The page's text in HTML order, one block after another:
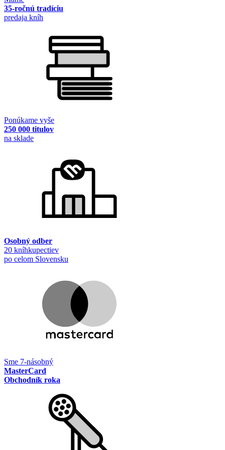
35-ročnú tradíciu
predaja kníh
Ponúkame vyše
250 000 titulov
na sklade
Osobný odber
20 kníhkupectiev
po celom Slovensku
Sme 7-násobný
MasterCard
Obchodník roka